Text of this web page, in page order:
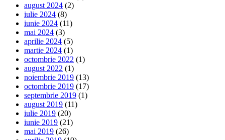
august 2024 (2)
iulie 2024 (8)
iunie 2024 (11)
mai 2024 (3)
aprilie 2024 (5)
martie 2024 (1)
octombrie 2022 (1)
august 2022 (1)
noiembrie 2019 (13)
octombrie 2019 (17)
septembrie 2019 (1)
august 2019 (11)
iulie 2019 (20)
iunie 2019 (21)
mai 2019 (26)